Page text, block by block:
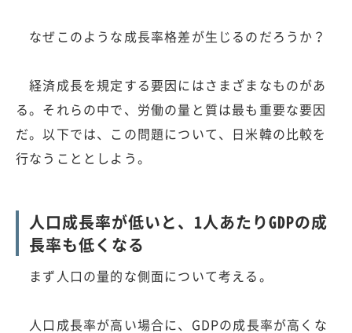
なぜこのような成長率格差が生じるのだろうか？
経済成長を規定する要因にはさまざまなものがあ
る。それらの中で、労働の量と質は最も重要な要因
だ。以下では、この問題について、日米韓の比較を
行なうこととしよう。
人口成長率が低いと、1人あたりGDPの成
長率も低くなる
まず人口の量的な側面について考える。
人口成長率が高い場合に、GDPの成長率が高くな